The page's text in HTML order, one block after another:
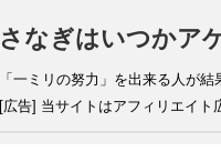
さなぎはいつかア
「一ミリの努
[広告] 当サイトはアフィリエイト